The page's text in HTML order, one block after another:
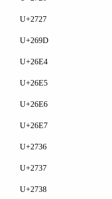
U+2727
U+269D
U+26E4
U+26E5
U+26E6
U+26E7
U+2736
U+2737
U+2738